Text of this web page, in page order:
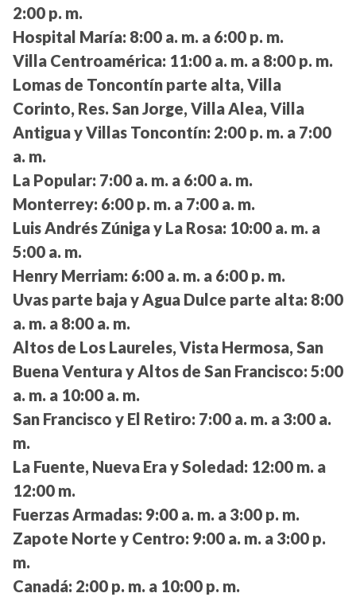
2:00 p. m.
Hospital María: 8:00 a. m. a 6:00 p. m.
Villa Centroamérica: 11:00 a. m. a 8:00 p. m.
Lomas de Toncontín parte alta, Villa
Corinto, Res. San Jorge, Villa Alea, Villa
Antigua y Villas Toncontín: 2:00 p. m. a 7:00
a. m.
La Popular: 7:00 a. m. a 6:00 a. m.
Monterrey: 6:00 p. m. a 7:00 a. m.
Luis Andrés Zúniga y La Rosa: 10:00 a. m. a
5:00 a. m.
Henry Merriam: 6:00 a. m. a 6:00 p. m.
Uvas parte baja y Agua Dulce parte alta: 8:00
a. m. a 8:00 a. m.
Altos de Los Laureles, Vista Hermosa, San
Buena Ventura y Altos de San Francisco: 5:00
a. m. a 10:00 a. m.
San Francisco y El Retiro: 7:00 a. m. a 3:00 a.
m.
La Fuente, Nueva Era y Soledad: 12:00 m. a
12:00 m.
Fuerzas Armadas: 9:00 a. m. a 3:00 p. m.
Zapote Norte y Centro: 9:00 a. m. a 3:00 p.
m.
Canadá: 2:00 p. m. a 10:00 p. m.